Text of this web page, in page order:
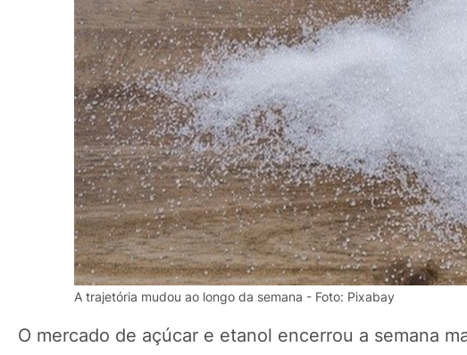
A trajetória mudou ao longo da semana - Foto: Pixabay
O mercado de açúcar e etanol encerrou a semana